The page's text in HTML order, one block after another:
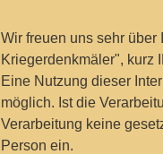
Wir freuen uns sehr
Kriegerdenkmäler", kurz
Eine Nutzung dieser
möglich. Ist die
Verarbeitung keine
Person ein.